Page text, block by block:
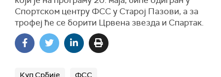
Спортском центру ФСС у Старој Пазови, а за
трофеј ће се борити Црвена звезда и Спартак.
Куп Србије ФСС